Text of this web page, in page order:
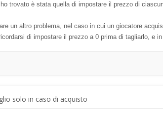
trovato è stata quella di impostare il prezzo di
un altro problema, nel caso in cui un giocatore
di impostare il prezzo a 0 prima di tagliarlo,
solo in caso di acquisto